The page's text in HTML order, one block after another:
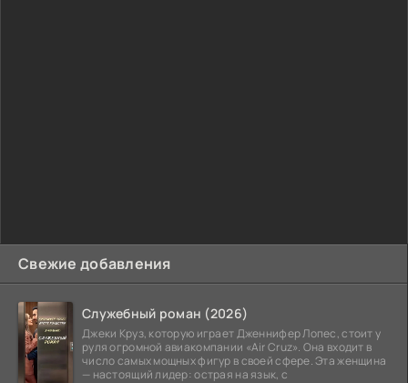
Свежие добавления
Служебный роман (2026)
Джеки Круз, которую играет Дженнифер Лопес, стоит у
руля огромной авиакомпании «Air Cruz». Она входит в
число самых мощных фигур в своей сфере. Эта женщина
— настоящий лидер: острая на язык, с